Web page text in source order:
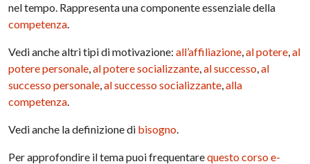
nel tempo. Rappresenta una componente essenziale della
competenza.
Vedi anche altri tipi di motivazione:all’affiliazione,al potere,al
potere personale,al potere socializzante,al successo,al
successo personale,al successo socializzante,alla
competenza.
Vedi anche la definizione di bisogno.
Per approfondire il tema puoi frequentarequesto corso e-